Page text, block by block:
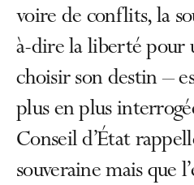
voire de conflits, la
à-dire la liberté pour
choisir son destin –
plus en plus
Conseil d’État
souveraine mais que